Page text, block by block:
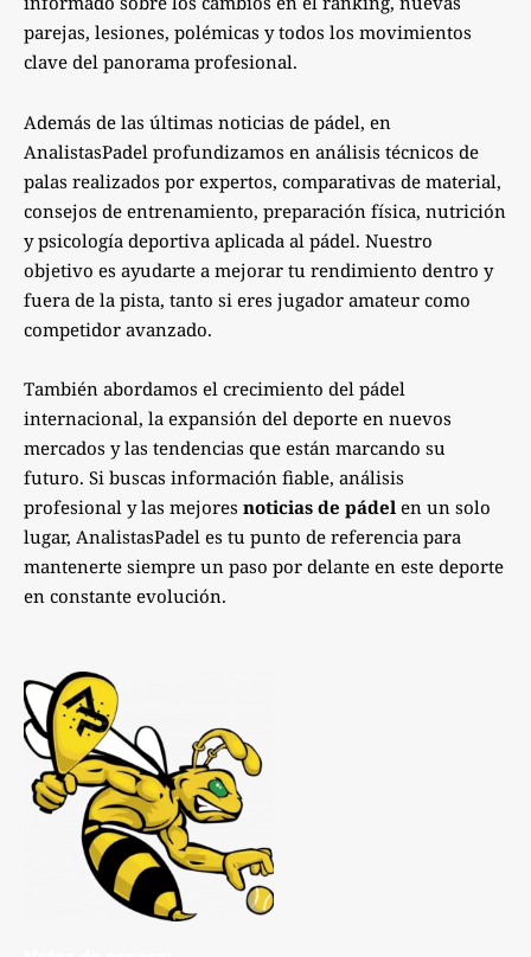
parejas, lesiones, polémicas y todos los movimientos
clave del panorama profesional.
Además de las últimas noticias de pádel, en
AnalistasPadel profundizamos en análisis técnicos de
palas realizados por expertos, comparativas de material,
consejos de entrenamiento, preparación física, nutrición
y psicología deportiva aplicada al pádel. Nuestro
objetivo es ayudarte a mejorar tu rendimiento dentro y
fuera de la pista, tanto si eres jugador amateur como
competidor avanzado.
También abordamos el crecimiento del pádel
internacional, la expansión del deporte en nuevos
mercados y las tendencias que están marcando su
futuro. Si buscas información fiable, análisis
profesional y las mejores noticias de pádel en un solo
lugar, AnalistasPadel es tu punto de referencia para
mantenerte siempre un paso por delante en este deporte
en constante evolución.